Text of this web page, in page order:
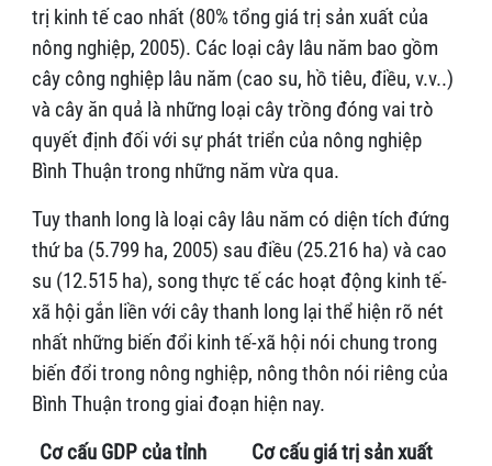
trị kinh tế cao nhất (80% tổng giá trị sản xuất của
nông nghiệp, 2005). Các loại cây lâu năm bao gồm
cây công nghiệp lâu năm (cao su, hồ tiêu, điều, v.v..)
và cây ăn quả là những loại cây trồng đóng vai trò
quyết định đối với sự phát triển của nông nghiệp
Bình Thuận trong những năm vừa qua.
Tuy thanh long là loại cây lâu năm có diện tích đứng
thứ ba (5.799 ha, 2005) sau điều (25.216 ha) và cao
su (12.515 ha), song thực tế các hoạt động kinh tế-
xã hội gắn liền với cây thanh long lại thể hiện rõ nét
nhất những biến đổi kinh tế-xã hội nói chung trong
biến đổi trong nông nghiệp, nông thôn nói riêng của
Bình Thuận trong giai đoạn hiện nay.
Cơ cấu GDP của tỉnh
Cơ cấu giá trị sản xuất